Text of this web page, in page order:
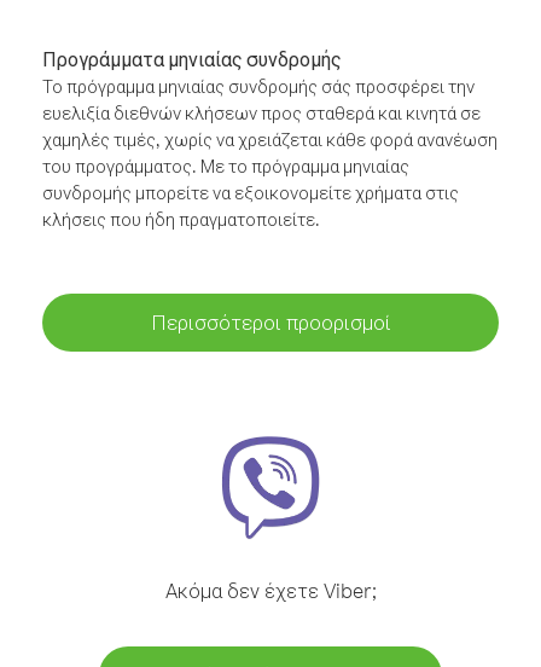
Προγράμματα μηνιαίας συνδρομής
Το πρόγραμμα μηνιαίας συνδρομής σάς προσφέρει την
ευελιξία διεθνών κλήσεων προς σταθερά και κινητά σε
χαμηλές τιμές, χωρίς να χρειάζεται κάθε φορά ανανέωση
του προγράμματος. Με το πρόγραμμα μηνιαίας
συνδρομής μπορείτε να εξοικονομείτε χρήματα στις
κλήσεις που ήδη πραγματοποιείτε.
Περισσότεροι προορισμοί
Ακόμα δεν έχετε Viber;